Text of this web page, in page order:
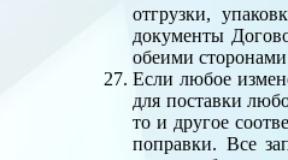
отгрузки,
документы
обеими
Если любое
для поставки
то и другое
поправки. Все